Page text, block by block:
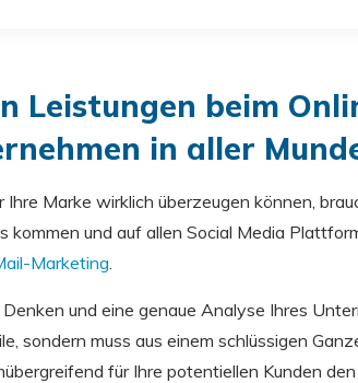
Leistungen beim
in aller
Marke wirklich überzeugen können,
kommen und auf allen Social Media
Marketing.
und eine genaue Analyse Ihres
sondern muss aus einem schlüssigen
für Ihre potentiellen Kunden